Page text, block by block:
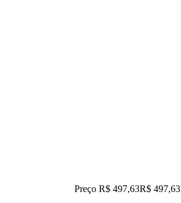
Preço R$ 497,63R$ 497,63